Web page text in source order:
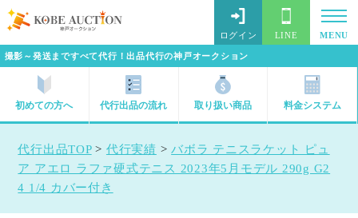
撮影～発送まですべて代行！出品代行の神戸オークション
ログイン LINE MENU
初めての方へ 代行出品の流れ 取り扱い商品 料金システム
代行出品TOP> 代行実績 >バボラ テニスラケット ピュ
ア アエロ ラファ硬式テニス 2023年5月モデル 290g G2
4 1/4 カバー付き